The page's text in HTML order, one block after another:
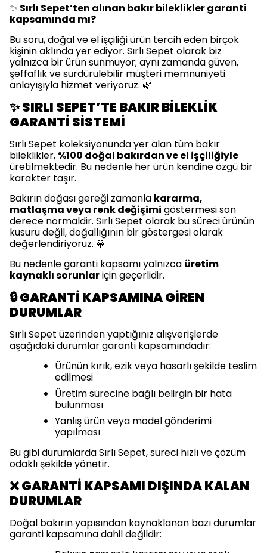
✨ Sırlı Sepet’ten alınan bakır bileklikler garanti
kapsamında mı?
Bu soru, doğal ve el işçiliği ürün tercih eden birçok
kişinin aklında yer ediyor. Sırlı Sepet olarak biz
yalnızca bir ürün sunmuyor; aynı zamanda güven,
şeffaflık ve sürdürülebilir müşteri memnuniyeti
anlayışıyla hizmet veriyoruz. 🌿
✨ SIRLI SEPET’TE BAKIR BİLEKLİK
GARANTİ SİSTEMİ
Sırlı Sepet koleksiyonunda yer alan tüm bakır
bileklikler, %100 doğal bakırdan ve el işçiliğiyle
üretilmektedir. Bu nedenle her ürün kendine özgü bir
karakter taşır.
Bakırın doğası gereği zamanla kararma,
matlaşma veya renk değişimi göstermesi son
derece normaldir. Sırlı Sepet olarak bu süreci ürünün
kusuru değil, doğallığının bir göstergesi olarak
değerlendiriyoruz. 💎
Bu nedenle garanti kapsamı yalnızca üretim
kaynaklı sorunlariçin geçerlidir.
🔒 GARANTİ KAPSAMINA GİREN
DURUMLAR
Sırlı Sepet üzerinden yaptığınız alışverişlerde
aşağıdaki durumlar garanti kapsamındadır:
Ürünün kırık, ezik veya hasarlı şekilde teslim
edilmesi
Üretim sürecine bağlı belirgin bir hata
bulunması
Yanlış ürün veya model gönderimi
yapılması
Bu gibi durumlarda Sırlı Sepet, süreci hızlı ve çözüm
odaklı şekilde yönetir.
❌ GARANTİ KAPSAMI DIŞINDA KALAN
DURUMLAR
Doğal bakırın yapısından kaynaklanan bazı durumlar
garanti kapsamına dahil değildir: